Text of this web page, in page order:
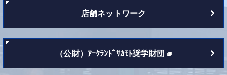
店舗ネットワーク
（公財）ｱｰｸﾗﾝﾄﾞｻｶﾓﾄ奨学財団